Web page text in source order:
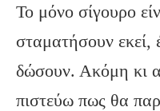
Το μόνο σίγουρο
σταματήσουν
δώσουν. Ακόμη κι
πιστεύω πως θα